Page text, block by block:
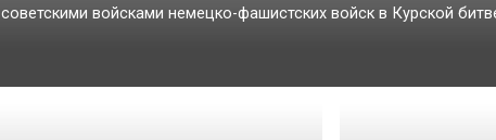
советскими войсками немецко-фашистских войск в Курской